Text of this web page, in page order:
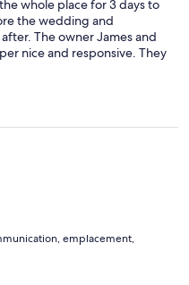
whole place for 3 days to
the wedding and
The owner James and
nice and responsive. They
me a lot with the rental
and the lake are highlights
nearby, where you can
emplacement,